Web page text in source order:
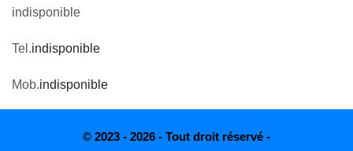
indisponible
Tel.indisponible
Mob.indisponible
© 2023 - 2026 - Tout droit réservé -